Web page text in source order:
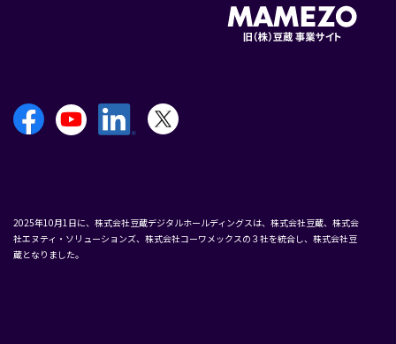
2025年10月1日に、株式会社豆蔵デジタルホールディングスは、株式会社豆蔵、株式会
社エヌティ・ソリューションズ、株式会社コーワメックスの３社を統合し、株式会社豆
蔵となりました。